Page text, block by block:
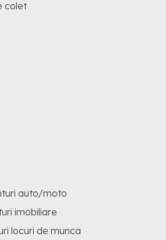
colet
auto/moto
imobiliare
locuri de munca